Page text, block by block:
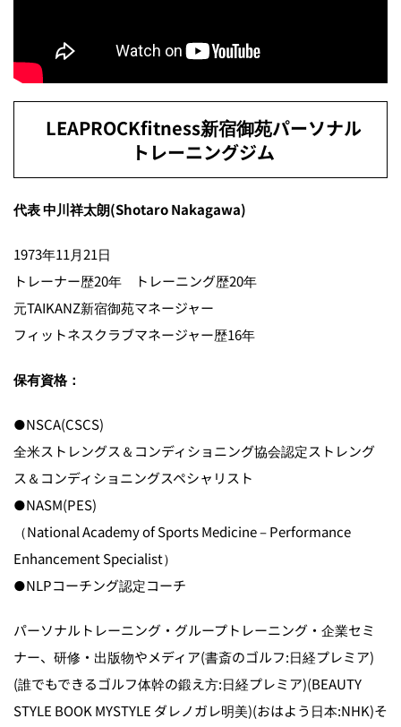
LEAPROCKfitness新宿御苑パーソナル
トレーニングジム
代表 中川祥太朗(Shotaro Nakagawa)
1973年11月21日
トレーナー歴20年 トレーニング歴20年
元TAIKANZ新宿御苑マネージャー
フィットネスクラブマネージャー歴16年
保有資格：
●NSCA(CSCS)
全米ストレングス＆コンディショニング協会認定ストレング
ス＆コンディショニングスペシャリスト
●NASM(PES)
（National Academy of Sports Medicine – Performance
Enhancement Specialist）
●NLPコーチング認定コーチ
パーソナルトレーニング・グループトレーニング・企業セミ
ナー、研修・出版物やメディア(書斎のゴルフ:日経プレミア)
(誰でもできるゴルフ体幹の鍛え方:日経プレミア)(BEAUTY
STYLE BOOK MYSTYLE ダレノガレ明美)(おはよう日本:NHK)そ